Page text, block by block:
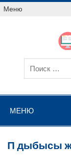
Меню
МЕНЮ
П дыбысы